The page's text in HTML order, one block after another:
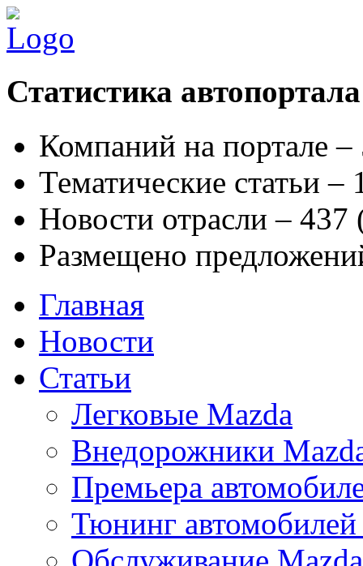
Статистика автопортала
Компаний на портале
Тематические статьи –
Новости отрасли – 437
Размещено
Главная
Новости
Статьи
Легковые Mazda
Внедорожники
Премьера
Тюнинг